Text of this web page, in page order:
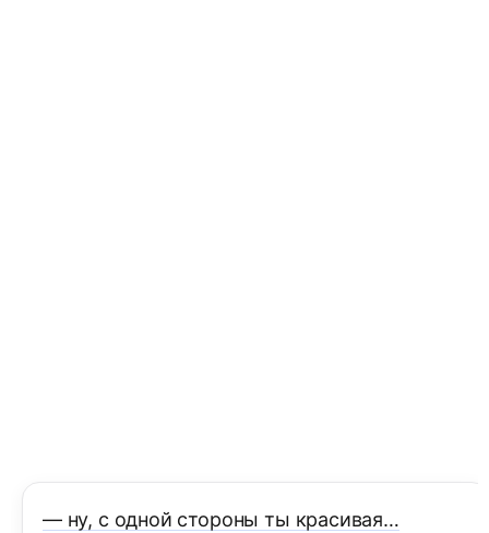
— ну, с одной стороны ты красивая…